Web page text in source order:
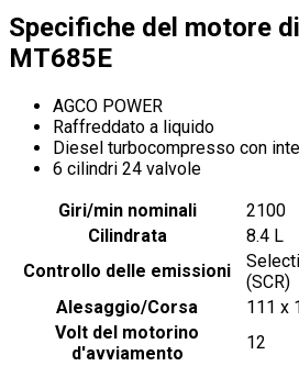
Specifiche del motore
MT685E
AGCO POWER
Raffreddato a liquido
Diesel turbocompresso con
6 cilindri 24 valvole
Giri/min nominali
2100
Cilindrata
8.4 L
Controllo delle emissioni
(SCR)
Alesaggio/Corsa
111 x
Volt del motorino
d'avviamento
12